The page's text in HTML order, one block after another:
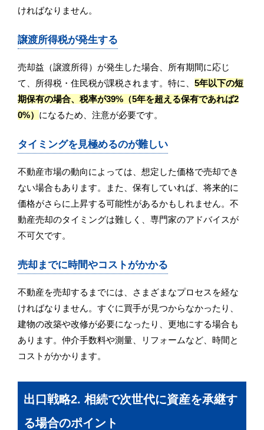
ければなりません。
譲渡所得税が発生する
売却益（譲渡所得）が発生した場合、所有期間に応じ
て、所得税・住民税が課税されます。特に、 5年以下の短
期保有の場合、税率が39%（5年を超える保有であれば2
0%） になるため、注意が必要です。
タイミングを見極めるのが難しい
不動産市場の動向によっては、想定した価格で売却でき
ない場合もあります。また、保有していれば、将来的に
価格がさらに上昇する可能性があるかもしれません。不
動産売却のタイミングは難しく、専門家のアドバイスが
不可欠です。
売却までに時間やコストがかかる
不動産を売却するまでには、さまざまなプロセスを経な
ければなりません。すぐに買手が見つからなかったり、
建物の改築や改修が必要になったり、更地にする場合も
あります。仲介手数料や測量、リフォームなど、時間と
コストがかかります。
出口戦略2. 相続で次世代に資産を承継す
る場合のポイント